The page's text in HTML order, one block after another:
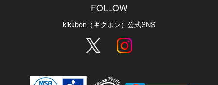
FOLLOW
kikubon（キクボン）公式SNS